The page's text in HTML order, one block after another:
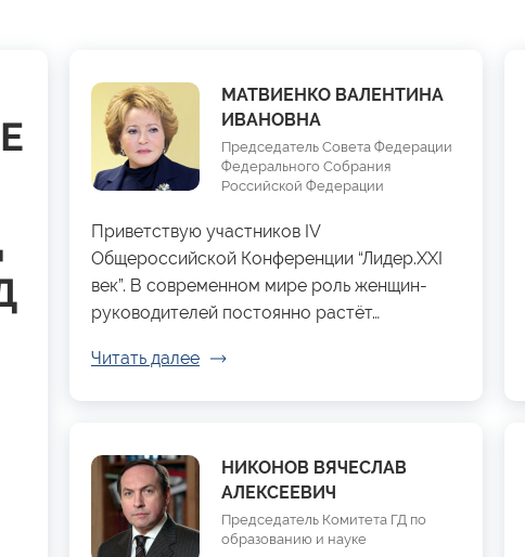
МАТВИЕНКО ВАЛЕНТИНА
ИВАНОВНА
Председатель Совета Федерации
Федерального Собрания
Российской Федерации
Приветствую участников IV
Общероссийской Конференции “Лидер.XXI
век”. В современном мире роль женщин-
руководителей постоянно растёт…
Читать далее
НИКОНОВ ВЯЧЕСЛАВ
АЛЕКСЕЕВИЧ
Председатель Комитета ГД по
образованию и науке